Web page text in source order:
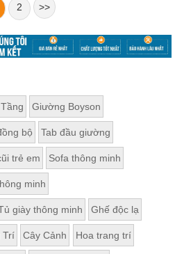
2 >>
Giường Boyson
bộ Tab đầu giường
trẻ em Sofa thông minh
minh
giày thông minh Ghế độc lạ
Trí Cây Cảnh Hoa trang trí